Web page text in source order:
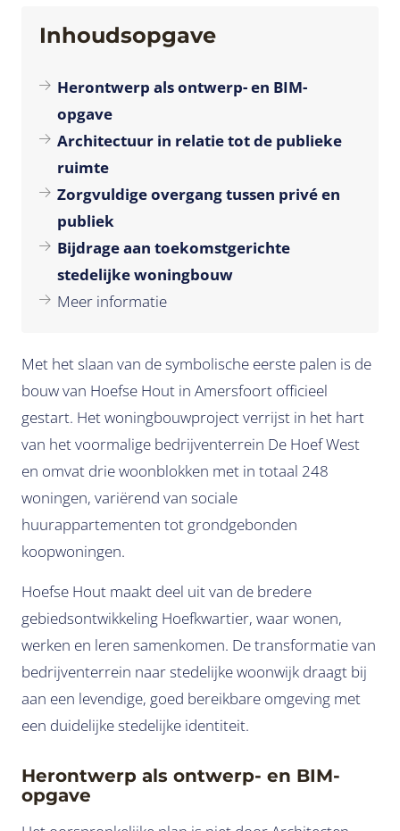
Inhoudsopgave
Herontwerp als ontwerp- en BIM-
opgave
Architectuur in relatie tot de publieke
ruimte
Zorgvuldige overgang tussen privé en
publiek
Bijdrage aan toekomstgerichte
stedelijke woningbouw
Meer informatie
Met het slaan van de symbolische eerste palen is de
bouw van Hoefse Hout in Amersfoort officieel
gestart. Het woningbouwproject verrijst in het hart
van het voormalige bedrijventerrein De Hoef West
en omvat drie woonblokken met in totaal 248
woningen, variërend van sociale
huurappartementen tot grondgebonden
koopwoningen.
Hoefse Hout maakt deel uit van de bredere
gebiedsontwikkeling Hoefkwartier, waar wonen,
werken en leren samenkomen. De transformatie van
bedrijventerrein naar stedelijke woonwijk draagt bij
aan een levendige, goed bereikbare omgeving met
een duidelijke stedelijke identiteit.
Herontwerp als ontwerp- en BIM-
opgave